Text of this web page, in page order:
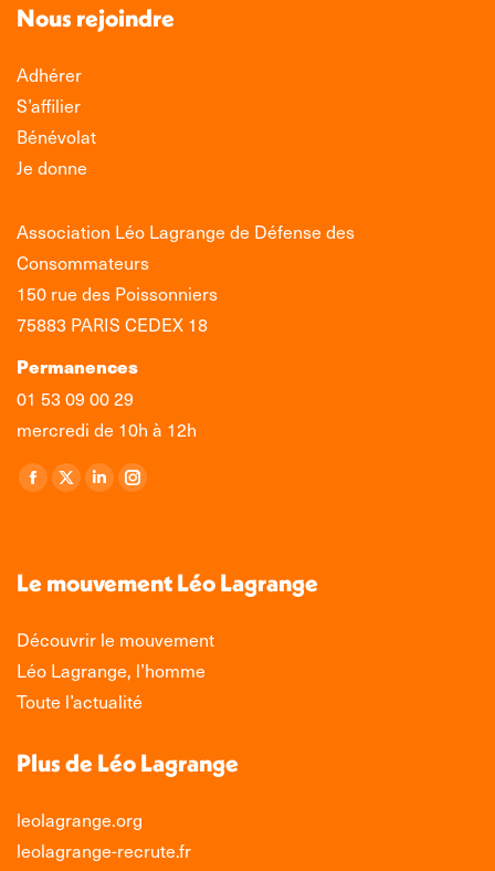
Nous rejoindre
Adhérer
S’affilier
Bénévolat
Je donne
Association Léo Lagrange de Défense des
Consommateurs
150 rue des Poissonniers
75883 PARIS CEDEX 18
Permanences
01 53 09 00 29
mercredi de 10h à 12h
Retrouvez-nous sur :
La
s'ouvre
une
nouvelle
fenêtre
La
s'ouvre
une
fenêtre
La
s'ouvre
une
nouvelle
fenêtre
La
s'ouvre
une
nouvelle
fenêtre
Le mouvement Léo Lagrange
Découvrir le mouvement
Léo Lagrange, l’homme
Toute l’actualité
Plus de Léo Lagrange
leolagrange.org
leolagrange-recrute.fr